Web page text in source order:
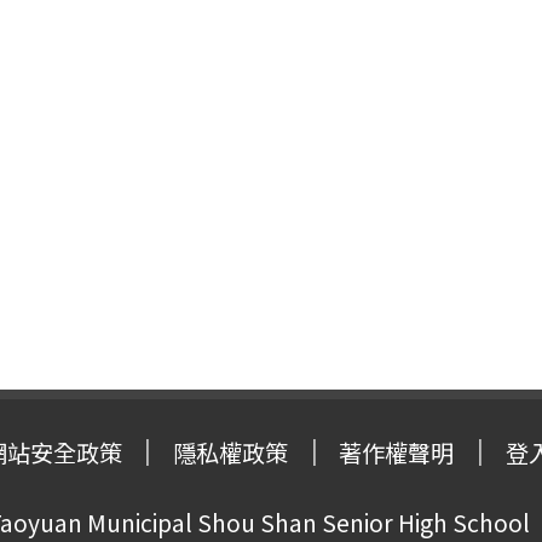
站安全政策 隱私權政策 著作權聲明 登
Municipal Shou Shan Senior High School